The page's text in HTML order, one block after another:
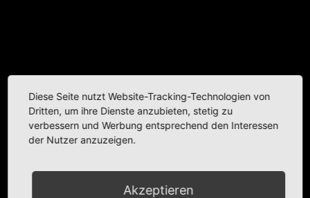
Diese Seite nutzt Website-Tracking-Technologien von
Dritten, um ihre Dienste anzubieten, stetig zu
verbessern und Werbung entsprechend den Interessen
der Nutzer anzuzeigen.
Akzeptieren